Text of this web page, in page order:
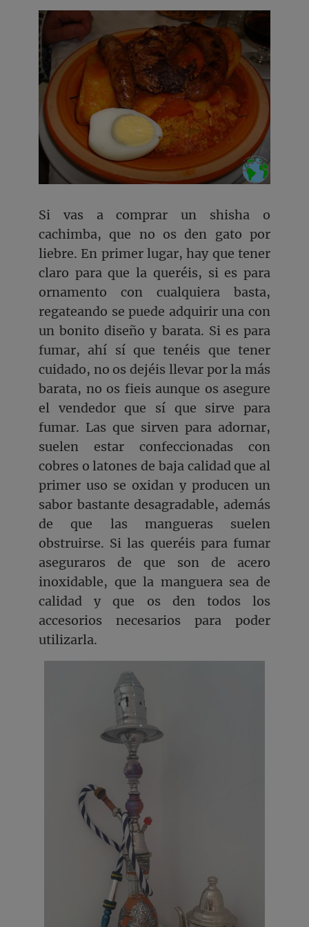
Si vas a comprar un shisha o
cachimba, que no os den gato por
liebre. En primer lugar, hay que tener
claro para que la queréis, si es para
ornamento con cualquiera basta,
regateando se puede adquirir una con
un bonito diseño y barata. Si es para
fumar, ahí sí que tenéis que tener
cuidado, no os dejéis llevar por la más
barata, no os fieis aunque os asegure
el vendedor que sí que sirve para
fumar. Las que sirven para adornar,
suelen estar confeccionadas con
cobres o latones de baja calidad que al
primer uso se oxidan y producen un
sabor bastante desagradable, además
de que las mangueras suelen
obstruirse. Si las queréis para fumar
aseguraros de que son de acero
inoxidable, que la manguera sea de
calidad y que os den todos los
accesorios necesarios para poder
utilizarla.